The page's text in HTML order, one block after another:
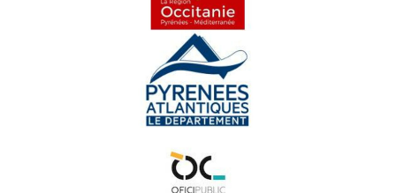
La Ciutat : visita de François Bayrou - Reportatge
Toponimia de las Pireneas - Reportatge